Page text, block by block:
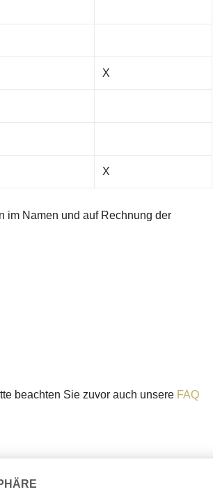
X
X
im Namen und auf Rechnung der
beachten Sie zuvor auch unsere FAQ